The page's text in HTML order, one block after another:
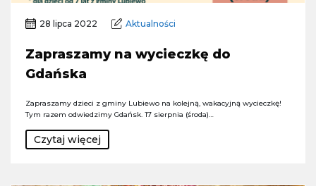
28 lipca 2022 Aktualności
Zapraszamy na wycieczkę do
Gdańska
Zapraszamy dzieci z gminy Lubiewo na kolejną, wakacyjną wycieczkę!
Tym razem odwiedzimy Gdańsk. 17 sierpnia (środa)…
Czytaj więcej